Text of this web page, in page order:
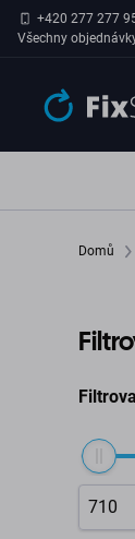
Přeskočit na
+420 277 277
Všechny
Domů